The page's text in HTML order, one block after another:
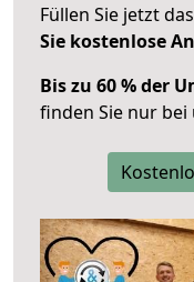
Füllen Sie jetzt
Sie kostenlose
Bis zu 60 % der
finden Sie nur bei